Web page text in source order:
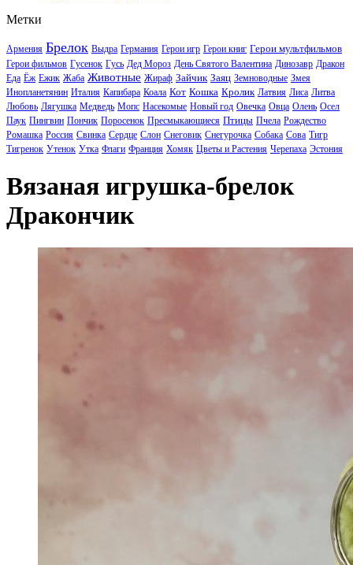
Метки
Армения Брелок Выдра Германия Герои игр Герои книг Герои мультфильмов
Герои фильмов Гусенок Гусь Дед Мороз День Святого Валентина Динозавр Дракон
Еда Ёж Ежик Жаба Животные Жираф Зайчик Заяц Земноводные Змея
Инопланетянин Италия Капибара Коала Кот Кошка Кролик Латвия Лиса Литва
Любовь Лягушка Медведь Мопс Насекомые Новый год Овечка Овца Олень Осел
Паук Пингвин Пончик Поросенок Пресмыкающиеся Птицы Пчела Рождество
Ромашка Россия Свинка Сердце Слон Снеговик Снегурочка Собака Сова Тигр
Тигренок Утенок Утка Флаги Франция Хомяк Цветы и Растения Черепаха Эстония
Вязаная игрушка-брелок
Дракончик